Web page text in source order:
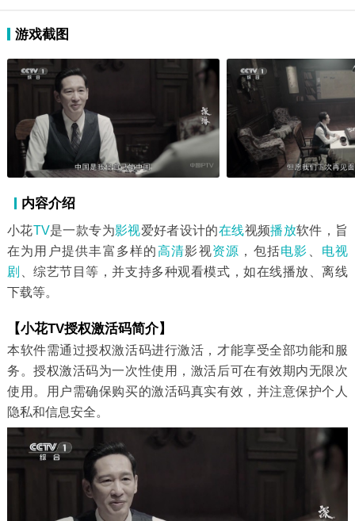
游戏截图
内容介绍
小花TV是一款专为影视爱好者设计的在线视频播放软件，旨
在为用户提供丰富多样的高清影视资源 ，包括电影
电视
剧
、综艺节目等，并支持多种观看模式，如在线播放、离线
下载等。
【小花TV授权激活码简介】
本软件需通过授权激活码进行激活，才能享受全部功能和服
务。授权激活码为一次性使用，激活后可在有效期内无限次
使用。用户需确保购买的激活码真实有效，并注意保护个人
隐私和信息安全。